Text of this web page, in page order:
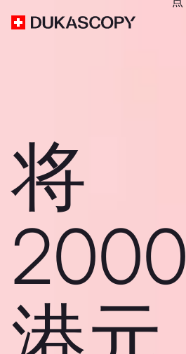
将
2000